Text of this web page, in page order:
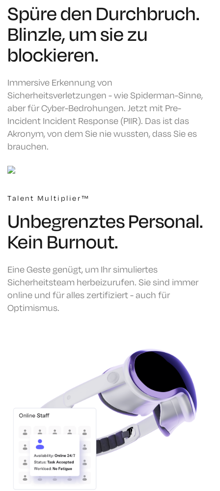
Spüre den Durchbruch.
Blinzle, um sie zu
blockieren.
Immersive Erkennung von
Sicherheitsverletzungen - wie Spiderman-Sinne,
aber für Cyber-Bedrohungen. Jetzt mit Pre-
Incident Incident Response (PIIR). Das ist das
Akronym, von dem Sie nie wussten, dass Sie es
brauchen.
Talent Multiplier™
Unbegrenztes Personal.
Kein Burnout.
Eine Geste genügt, um Ihr simuliertes
Sicherheitsteam herbeizurufen. Sie sind immer
online und für alles zertifiziert - auch für
Optimismus.